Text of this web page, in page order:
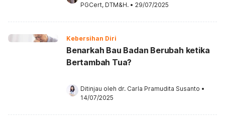
PGCert, DTM&H. • 29/07/2025
Kebersihan Diri
Benarkah Bau Badan Berubah ketika
Bertambah Tua?
Ditinjau oleh dr. Carla Pramudita Susanto •
14/07/2025